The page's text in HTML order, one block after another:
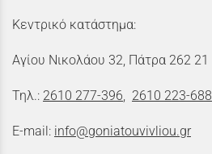
Κεντρικό κατάστημα:
Αγίου Νικολάου 32, Πάτρα 262 21
Τηλ.: 2610 277-396, 2610 223-688
E-mail: info@goniatouvivliou.gr